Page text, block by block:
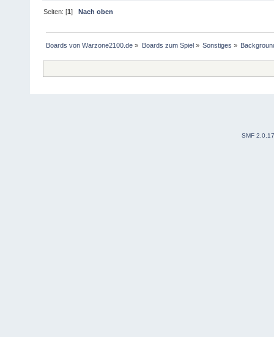
Seiten: [1]Nach oben
Boards von Warzone2100.de » Boards zum Spiel» Sonstiges »
SMF 2.0.17